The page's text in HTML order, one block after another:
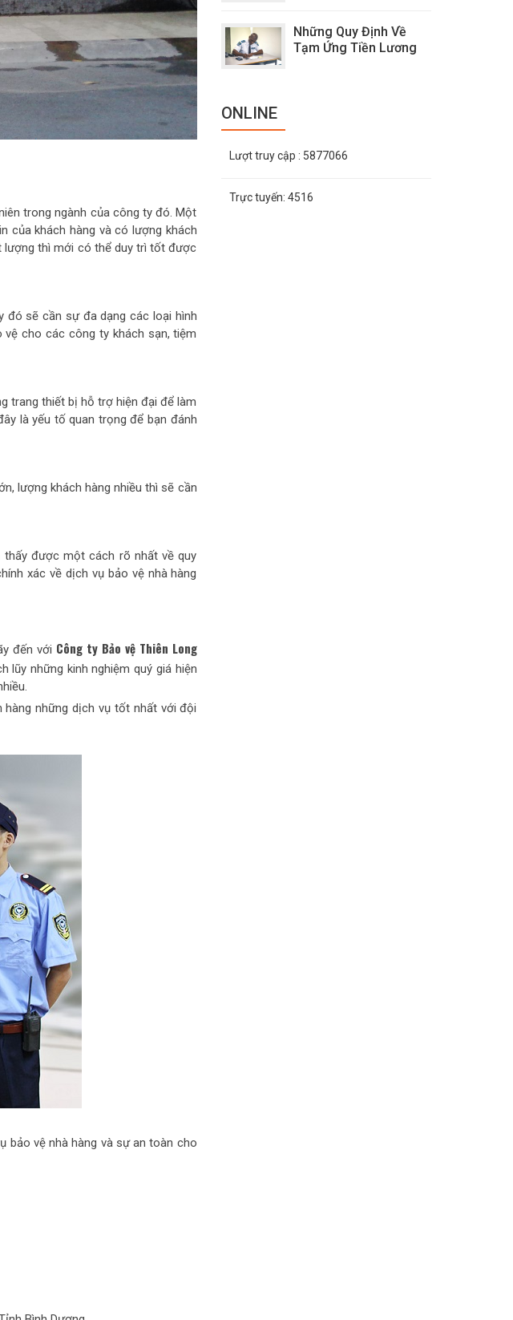
trong ngành của công ty đó. Một
của khách hàng và có lượng khách
lượng thì mới có thể duy trì tốt được
đó sẽ cần sự đa dạng các loại hình
cho các công ty khách sạn, tiệm
trang thiết bị hỗ trợ hiện đại để làm
là yếu tố quan trọng để bạn đánh
lượng khách hàng nhiều thì sẽ cần
được một cách rõ nhất về quy
xác về dịch vụ bảo vệ nhà hàng
đến với Công ty Bảo vệ Thiên Long
lũy những kinh nghiệm quý giá hiện
những dịch vụ tốt nhất với đội
bảo vệ nhà hàng và sự an toàn cho
Những Quy Định Về
Tạm Ứng Tiền Lương
ONLINE
Lượt truy cập : 5877066
Trực tuyến: 4516